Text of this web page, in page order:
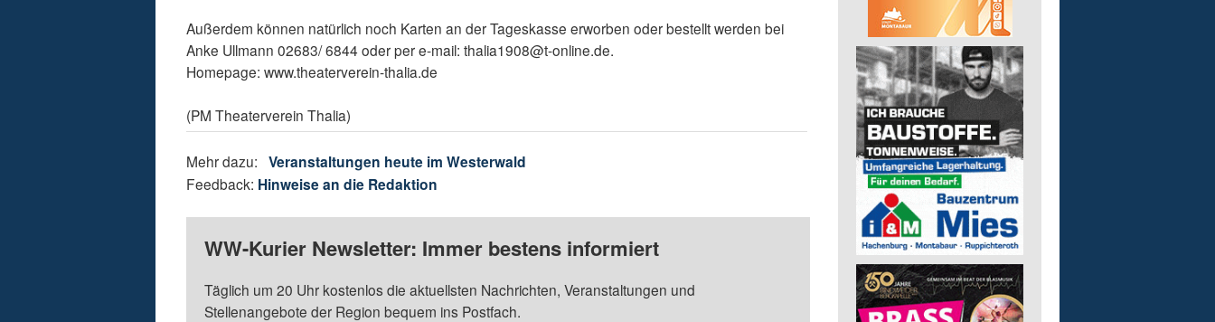
Außerdem können natürlich noch Karten an der Tageskasse erworben oder bestellt werden bei
Anke Ullmann 02683/ 6844 oder per e-mail: thalia1908@t-online.de.
Homepage: www.theaterverein-thalia.de
(PM Theaterverein Thalia)
Mehr dazu:Veranstaltungen heute im Westerwald
Feedback: Hinweise an die Redaktion
WW-Kurier Newsletter: Immer bestens informiert
Täglich um 20 Uhr kostenlos die aktuellsten Nachrichten, Veranstaltungen und
Stellenangebote der Region bequem ins Postfach.